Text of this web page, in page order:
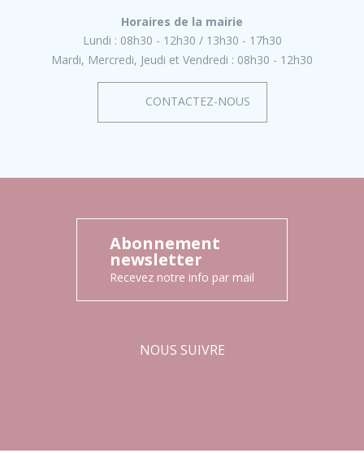
Horaires de la mairie
Lundi : 08h30 - 12h30
13h30 - 17h30
Mardi, Mercredi, Jeudi et Vendredi : 08h30 - 12h30
CONTACTEZ-NOUS
Abonnement
newsletter
Recevez notre info par mail
NOUS SUIVRE